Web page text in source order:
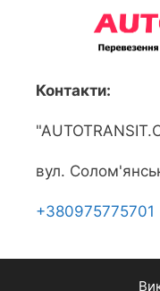
Контакти:
вул.
+380975775701